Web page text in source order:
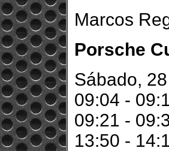
Marcos
Porsche
Sábado,
09:04 -
09:21 -
13:50 -